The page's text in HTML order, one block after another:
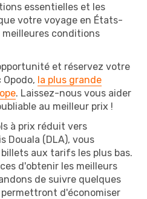
essentielles et les
votre voyage en États-
meilleures conditions
et réservez votre
la plus grande
. Laissez-nous vous aider
au meilleur prix !
à prix réduit vers
Douala (DLA), vous
aux tarifs les plus bas.
d'obtenir les meilleurs
de suivre quelques
d'économiser